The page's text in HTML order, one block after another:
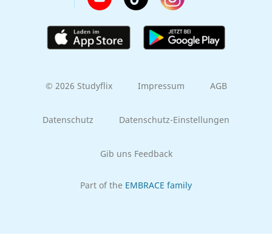
© 2026 Studyflix Impressum AGB
Datenschutz Datenschutz-Einstellungen
Gib uns Feedback
Part of the EMBRACE family